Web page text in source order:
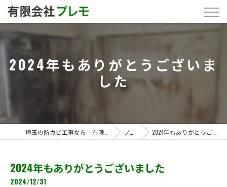
2024年もありがとうございま
した
ブログ 2024年もありがとうございました
2024年もありがとうございました
2024/12/31